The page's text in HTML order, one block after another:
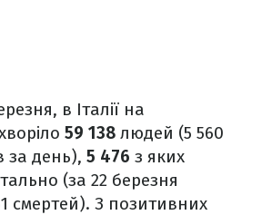
в Італії на
59 138 людей (5 560
за день), 5 476 з яких
(за 22 березня
смертей). З позитивних